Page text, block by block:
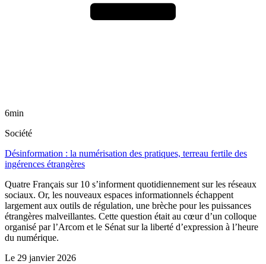
6min
Société
Désinformation : la numérisation des pratiques, terreau fertile des
ingérences étrangères
Quatre Français sur 10 s’informent quotidiennement sur les réseaux
sociaux. Or, les nouveaux espaces informationnels échappent
largement aux outils de régulation, une brèche pour les puissances
étrangères malveillantes. Cette question était au cœur d’un colloque
organisé par l’Arcom et le Sénat sur la liberté d’expression à l’heure
du numérique.
Le 29 janvier 2026